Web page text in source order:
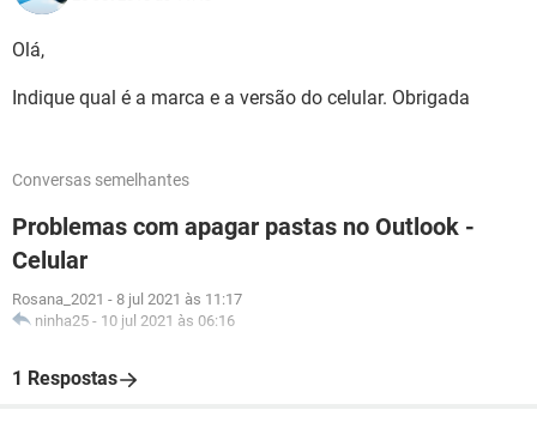
Olá,
Indique qual é a marca e a versão do celular. Obrigada
Conversas semelhantes
Problemas com apagar pastas no Outlook -
Celular
Rosana_2021 - 8 jul 2021 às 11:17
ninha25 - 10 jul 2021 às 06:16
1 Respostas